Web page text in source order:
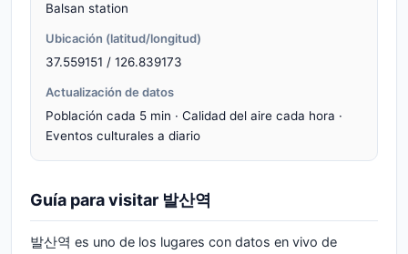
Balsan station
Ubicación (latitud/longitud)
37.559151 / 126.839173
Actualización de datos
Población cada 5 min · Calidad del aire cada hora ·
Eventos culturales a diario
Guía para visitar 발산역
발산역 es uno de los lugares con datos en vivo de